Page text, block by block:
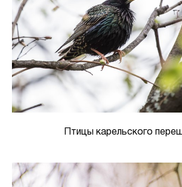
Птицы карельского